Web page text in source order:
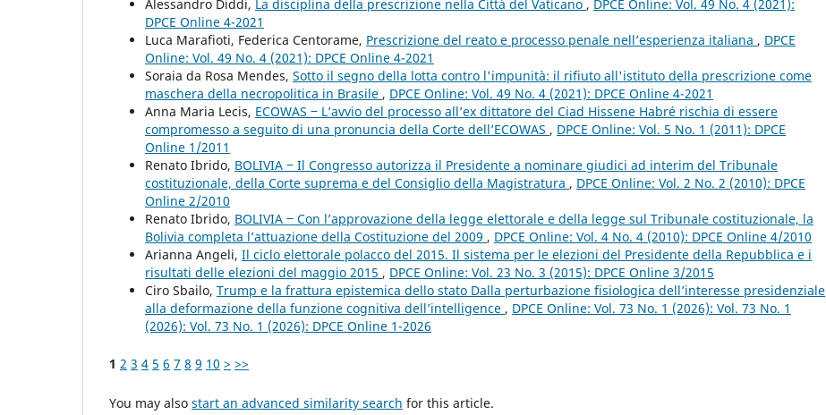
Alessandro Diddi, La disciplina della prescrizione nella Città del Vaticano , DPCE Online: Vol. 49 No. 4 (2021):
DPCE Online 4-2021
Luca Marafioti, Federica Centorame, Prescrizione del reato e processo penale nell’esperienza italiana , DPCE
Online: Vol. 49 No. 4 (2021): DPCE Online 4-2021
Soraia da Rosa Mendes, Sotto il segno della lotta contro l'impunità: il rifiuto all'istituto della prescrizione come
maschera della necropolitica in Brasile , DPCE Online: Vol. 49 No. 4 (2021): DPCE Online 4-2021
Anna Maria Lecis, ECOWAS ‒ L’avvio del processo all’ex dittatore del Ciad Hissene Habré rischia di essere
compromesso a seguito di una pronuncia della Corte dell’ECOWAS , DPCE Online: Vol. 5 No. 1 (2011): DPCE
Online 1/2011
Renato Ibrido, BOLIVIA ‒ Il Congresso autorizza il Presidente a nominare giudici ad interim del Tribunale
costituzionale, della Corte suprema e del Consiglio della Magistratura , DPCE Online: Vol. 2 No. 2 (2010): DPCE
Online 2/2010
Renato Ibrido, BOLIVIA ‒ Con l’approvazione della legge elettorale e della legge sul Tribunale costituzionale, la
Bolivia completa l’attuazione della Costituzione del 2009 , DPCE Online: Vol. 4 No. 4 (2010): DPCE Online 4/2010
Arianna Angeli, Il ciclo elettorale polacco del 2015. Il sistema per le elezioni del Presidente della Repubblica e i
risultati delle elezioni del maggio 2015 , DPCE Online: Vol. 23 No. 3 (2015): DPCE Online 3/2015
Ciro Sbailo, Trump e la frattura epistemica dello stato Dalla perturbazione fisiologica dell’interesse presidenziale
alla deformazione della funzione cognitiva dell’intelligence , DPCE Online: Vol. 73 No. 1 (2026): Vol. 73 No. 1
(2026): Vol. 73 No. 1 (2026): DPCE Online 1-2026
1 2 3 4 5 6 7 8 9 10 > >>
You may also start an advanced similarity search for this article.